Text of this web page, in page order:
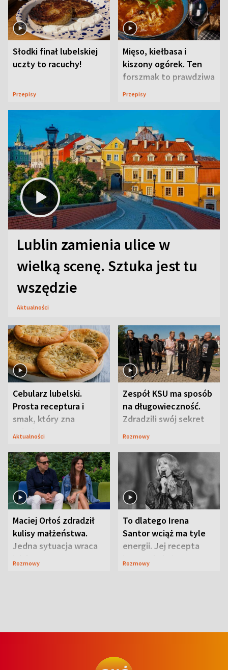
Słodki finał lubelskiej
uczty to racuchy!
Przepisy
Mięso, kiełbasa i
kiszony ogórek. Ten
forszmak to prawdziwa
uczta
Przepisy
Lublin zamienia ulice w
wielką scenę. Sztuka jest tu
wszędzie
Aktualności
Cebularz lubelski.
Prosta receptura i
smak, który zna
Lubelszczyzna
Aktualności
Zespół KSU ma sposób
na długowieczność.
Zdradzili swój sekret
Rozmowy
Maciej Orłoś zdradził
kulisy małżeństwa.
Jedna sytuacja wraca
jak bumerang
Rozmowy
To dlatego Irena
Santor wciąż ma tyle
energii. Jej recepta
jest zaskakująco
Rozmowy